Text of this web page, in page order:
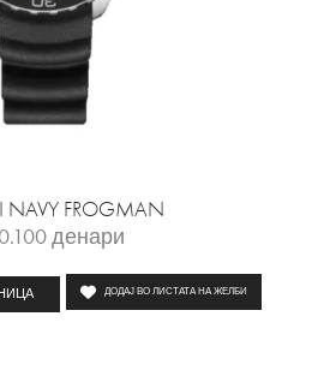
NAVY FROGMAN
денари
ДОДАЈ ВО ЛИСТАТА НА ЖЕЛБИ